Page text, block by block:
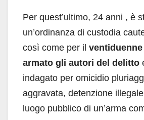
Per quest’ultimo, 24 anni , è
un’ordinanza di custodia
così come per il
armato gli autori del delitto
indagato per omicidio
aggravata, detenzione
luogo pubblico di un’arma